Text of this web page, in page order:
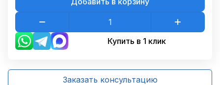
Купить в 1 клик
Заказать консультацию